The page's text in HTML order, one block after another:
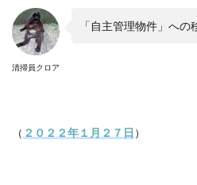
清掃員クロア
「自主管理物件」への
（ ２０２２年１月２７日 ）